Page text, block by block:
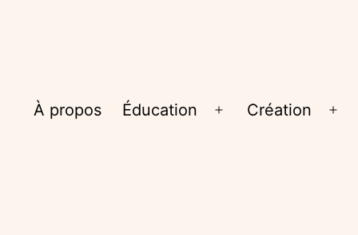
À propos Éducation
Ouvrir
Création